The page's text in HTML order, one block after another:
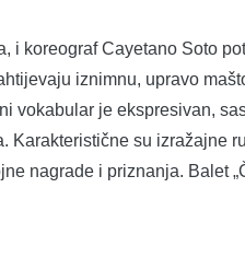
i koreograf Cayetano Soto
iznimnu, upravo
vokabular je ekspresivan,
Karakteristične su izražajne
nagrade i priznanja. Balet